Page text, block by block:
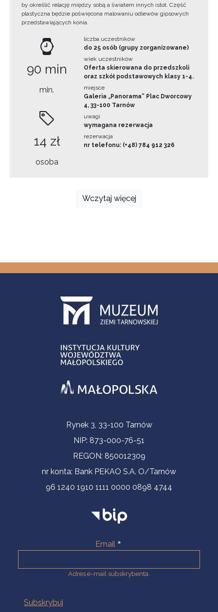
by określić relację między sobą a światem innych istot. Część
plastyczna będzie poświęcona malowaniu odlewów gipsowych
przedstawiających konia.
90 min
min.
14 zł
osoba
liczba uczestników
do 25 osób (grupy zorganizowane)
wiek uczestników
Oferta skierowana do przedszkoli
oraz szkół podstawowych klasy 1-4.
miejsce
Galeria „Panorama” Plac Dworcowy
4, 33-100 Tarnów
uwagi
wymagana rezerwacja
rezerwacja
nr telefonu: (+48) 784 912 326
Wczytaj więcej
Informacje kontaktoweRynek 3, 33-100 Tarnów
NIP: 873-000-76-51
REGON: 850012309
nr konta: Bank PEKAO S.A. O/Tarnów
96 1240 1910 1111 0000 0898 4744
Email
Adres e-mail subskrybenta.